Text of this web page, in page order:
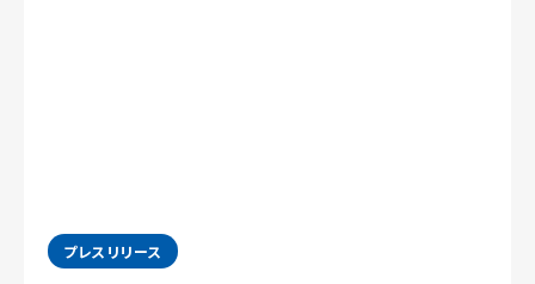
プレスリリース